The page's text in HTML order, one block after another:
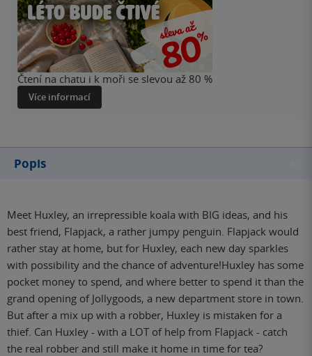
Čtení na chatu i k moři se slevou až 80 %
Více informací
Popis
Meet Huxley, an irrepressible koala with BIG ideas, and his
best friend, Flapjack, a rather jumpy penguin. Flapjack would
rather stay at home, but for Huxley, each new day sparkles
with possibility and the chance of adventure!Huxley has some
pocket money to spend, and where better to spend it than the
grand opening of Jollygoods, a new department store in town.
But after a mix up with a robber, Huxley is mistaken for a
thief. Can Huxley - with a LOT of help from Flapjack - catch
the real robber and still make it home in time for tea?